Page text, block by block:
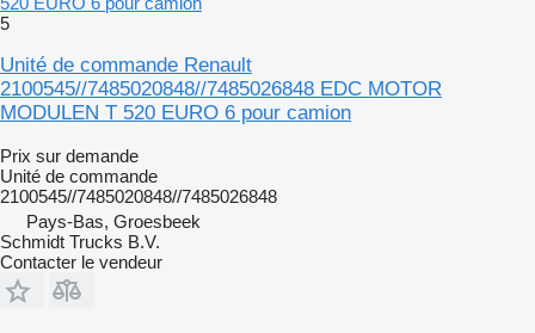
5
Unité de commande Renault
2100545//7485020848//7485026848 EDC MOTOR
MODULEN T 520 EURO 6 pour camion
Prix sur demande
Unité de commande
2100545//7485020848//7485026848
Pays-Bas, Groesbeek
Schmidt Trucks B.V.
Contacter le vendeur